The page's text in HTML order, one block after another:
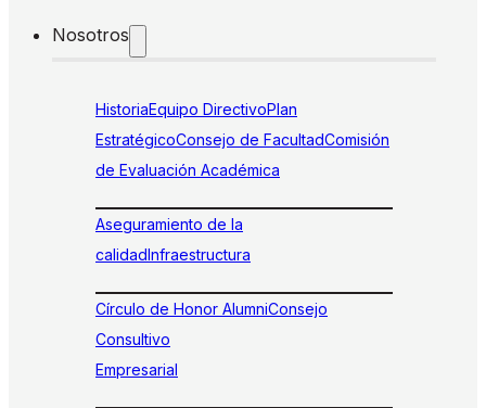
Nosotros
HistoriaEquipo DirectivoPlan
EstratégicoConsejo de FacultadComisión
de Evaluación Académica
Aseguramiento de la
calidadInfraestructura
Círculo de Honor AlumniConsejo
Consultivo
Empresarial